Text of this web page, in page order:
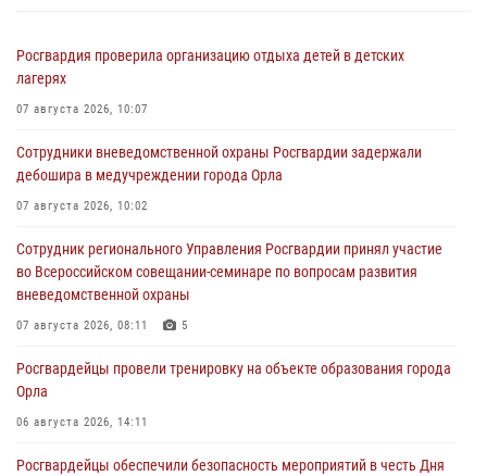
Росгвардия проверила организацию отдыха детей в детских
лагерях
07 августа 2026, 10:07
Сотрудники вневедомственной охраны Росгвардии задержали
дебошира в медучреждении города Орла
07 августа 2026, 10:02
Сотрудник регионального Управления Росгвардии принял участие
во Всероссийском совещании-семинаре по вопросам развития
вневедомственной охраны
07 августа 2026, 08:11 5
Росгвардейцы провели тренировку на объекте образования города
Орла
06 августа 2026, 14:11
Росгвардейцы обеспечили безопасность мероприятий в честь Дня